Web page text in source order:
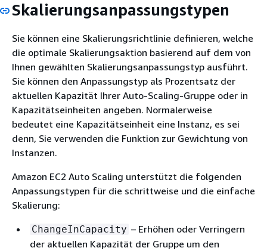
Skalierungsanpassungstypen
Sie können eine Skalierungsrichtlinie definieren, welche
die optimale Skalierungsaktion basierend auf dem von
Ihnen gewählten Skalierungsanpassungstyp ausführt.
Sie können den Anpassungstyp als Prozentsatz der
aktuellen Kapazität Ihrer Auto-Scaling-Gruppe oder in
Kapazitätseinheiten angeben. Normalerweise
bedeutet eine Kapazitätseinheit eine Instanz, es sei
denn, Sie verwenden die Funktion zur Gewichtung von
Instanzen.
Amazon EC2 Auto Scaling unterstützt die folgenden
Anpassungstypen für die schrittweise und die einfache
Skalierung:
ChangeInCapacity – Erhöhen oder Verringern
der aktuellen Kapazität der Gruppe um den